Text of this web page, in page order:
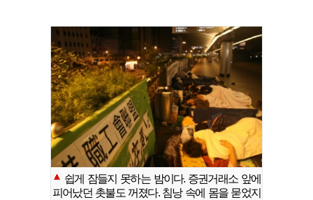
쉽게 잠들지 못하는 밤이다. 증권거래소 앞에
피어났던 촛불도 꺼졌다. 침낭 속에 몸을 묻었지